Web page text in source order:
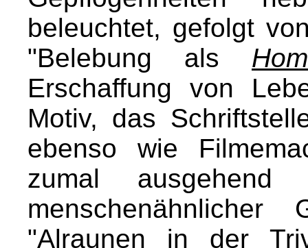
beleuchtet, gefolgt
"Belebung als
Erschaffung von
Motiv, das
ebenso wie
zumal
"Alraunen in der